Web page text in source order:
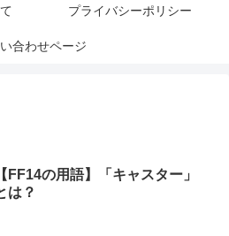
プライバシーポリシー
合わせページ
【FF14の用語】「キャスター」
は？